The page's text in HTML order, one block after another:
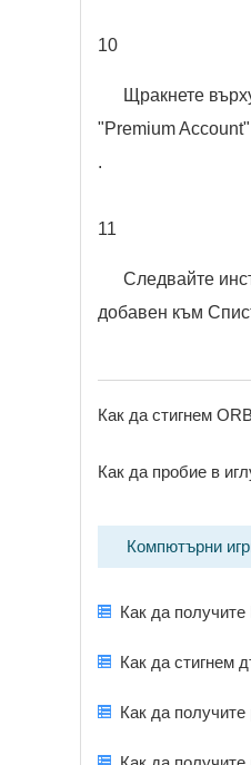
10
Щракнете
"Premium
.
11
Следвайте
добавен към
Как да стигнем
Как да пробие в
Компютърни
Как да
Как да стигнем
Как да